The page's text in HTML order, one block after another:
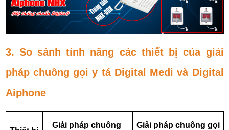
3. So sánh tính năng các thiết bị của giải
pháp chuông gọi y tá Digital Medi và Digital
Aiphone
Giải pháp chuông Giải pháp chuông gọi